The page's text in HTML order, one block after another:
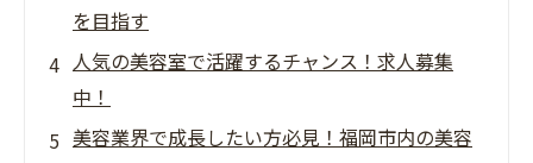
を目指す
人気の美容室で活躍するチャンス！求人募集
中！
美容業界で成長したい方必見！福岡市内の美容